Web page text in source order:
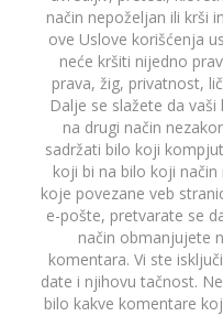
način nepoželjan ili krši
ove Uslove korišćenja
neće kršiti nijedno
prava, žig, privatnost,
Dalje se slažete da
na drugi način
sadržati bilo koji
koji bi na bilo koji
koje povezane veb
e-pošte, pretvarate se
način obmanjujete
komentara. Vi ste
date i njihovu tačnost.
bilo kakve komentare